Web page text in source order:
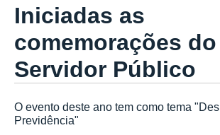
Iniciadas as
comemorações
Servidor Público
O evento deste ano tem como tema
Previdência"